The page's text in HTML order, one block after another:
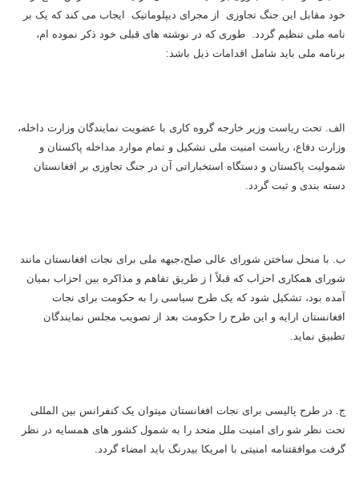
خود مقابل این جنگ تجاوزی از مجرای دیپلوماتیک ایجاب می کند که یک بر
نامه ملی تنظیم گردد. طوری که در نوشته های قبلی خود ذکر نموده ام،
برنامه ملی باید شامل اقدامات ذیل باشد:
الف. تحت ریاست وزیر خارجه گروه کاری با عضویت نمایندگان وزارت داخله،
وزارت دفاع، ریاست امنیت ملی تشکیل و تمام موارد مداخله پاکستان و
شمولیت پاکستان و دستگاه استخباراتی آن در جنگ تجاوزی بر افغانستان
دسته بندی و ثبت گردد.
ب. با منحل ساختن شورای عالی صلح،جبهه ملی برای نجات افغانستان مانند
شورای همکاری احزاب که قبلاً ا ز طریق تفاهم و مذاکره بین احزاب بمیان
آمده بود، تشکیل شود که یک طرح سیاسی را به حکومت برای نجات
افغانستان ارایه و این طرح را حکومت بعد از تصویب مجلس نمایندگان
تطبیق نماید.
ج. در طرح پالیسی برای نجات افغانستان میتوان یک کنفرانس بین المللی
تحت نظر شو رای امنیت ملل متحد را به شمول کشور های همسایه در نظر
گرفت موافقتنامه امنیتی با امریکا بیدرنگ باید امضاء گردد.